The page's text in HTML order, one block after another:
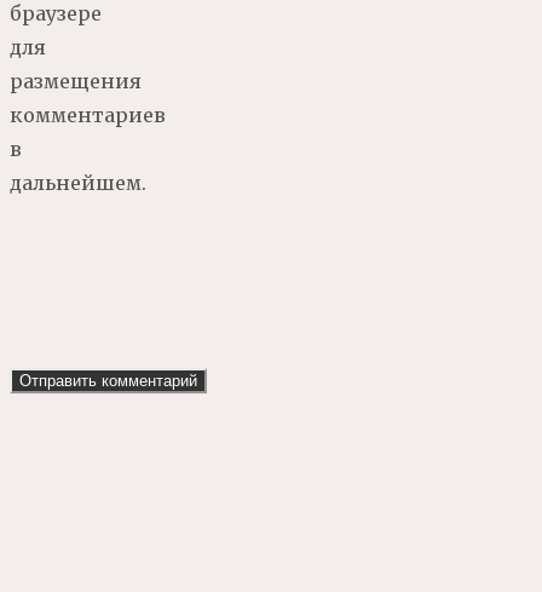
браузере
для
размещения
комментариев
в
дальнейшем.